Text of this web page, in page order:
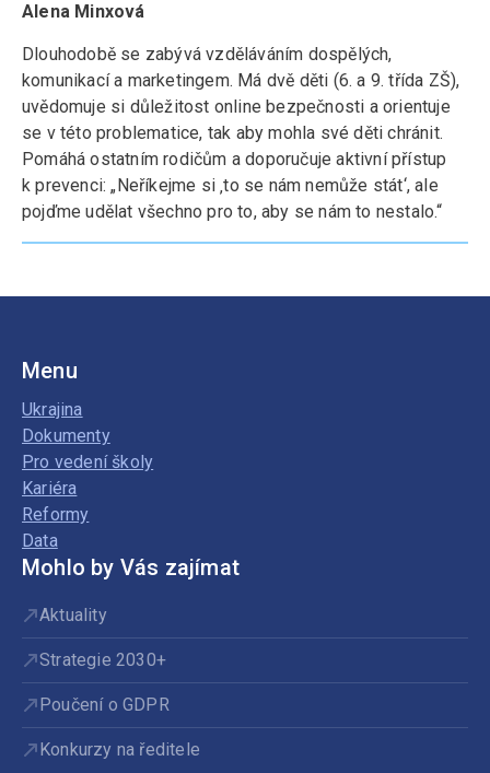
Alena Minxová
Dlouhodobě se zabývá vzděláváním dospělých,
komunikací a marketingem. Má dvě děti (6. a 9. třída ZŠ),
uvědomuje si důležitost online bezpečnosti a orientuje
se v této problematice, tak aby mohla své děti chránit.
Pomáhá ostatním rodičům a doporučuje aktivní přístup
k prevenci: „Neříkejme si ‚to se nám nemůže stát‘, ale
pojďme udělat všechno pro to, aby se nám to nestalo.“
Menu
Ukrajina
Dokumenty
Pro vedení školy
Kariéra
Reformy
Data
Mohlo by Vás zajímat
Aktuality
Strategie 2030+
Poučení o GDPR
Konkurzy na ředitele